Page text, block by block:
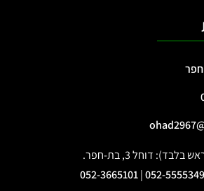
דוחל 3, בת-חפר.
052-5555349
|
052-3665101